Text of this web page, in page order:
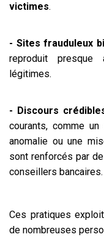
victimes.
- Sites frauduleux
reproduit presque
légitimes.
- Discours
courants, comme
anomalie ou une
sont renforcés par
conseillers bancaires.
Ces pratiques
de nombreuses